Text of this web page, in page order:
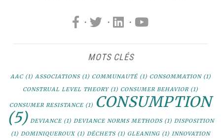
· · ·
MOTS CLÉS
AAC(1) ASSOCIATIONS(1) COMMUNAUTÉ(1) CONSOMMATION(1)
CONSTRUAL LEVEL THEORY(1) CONSUMER BEHAVIOR (1)
CONSUMER RESISTANCE (1)
CONSUMPTION
(5) DEVIANCE(1) DEVIANCE NORMS METHODS(1) DISPOSITION
(1) DOMINIQUEROUX(1) DÉCHETS(1) GLEANING (1) INNOVATION